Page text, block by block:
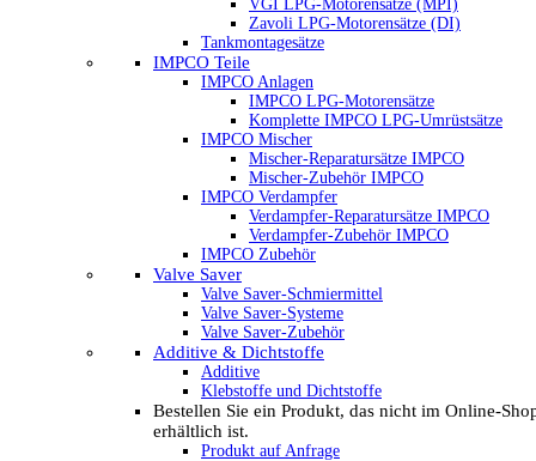
VGI LPG-Motorensätze (MPI)
Zavoli LPG-Motorensätze (DI)
Tankmontagesätze
IMPCO Teile
IMPCO Anlagen
IMPCO LPG-Motorensätze
Komplette IMPCO LPG-Umrüstsätze
IMPCO Mischer
Mischer-Reparatursätze IMPCO
Mischer-Zubehör IMPCO
IMPCO Verdampfer
Verdampfer-Reparatursätze IMPCO
Verdampfer-Zubehör IMPCO
IMPCO Zubehör
Valve Saver
Valve Saver-Schmiermittel
Valve Saver-Systeme
Valve Saver-Zubehör
Additive & Dichtstoffe
Additive
Klebstoffe und Dichtstoffe
Bestellen Sie ein Produkt, das nicht im Online-
erhältlich ist.
Produkt auf Anfrage